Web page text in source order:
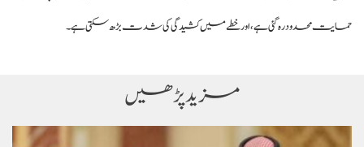
حمایت محدود رہ گئی ہے، اور خطے میں کشیدگی کی شدت بڑھ سکتی ہے۔
مزید پڑھیں